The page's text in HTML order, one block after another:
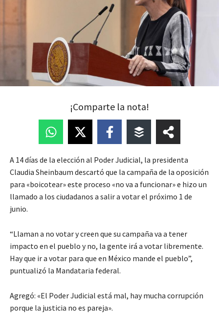
¡Comparte la nota!
A 14 días de la elección al Poder Judicial, la presidenta
Claudia Sheinbaum descartó que la campaña de la oposición
para «boicotear» este proceso «no va a funcionar» e hizo un
llamado a los ciudadanos a salir a votar el próximo 1 de
junio.
“Llaman a no votar y creen que su campaña va a tener
impacto en el pueblo y no, la gente irá a votar libremente.
Hay que ir a votar para que en México mande el pueblo”,
puntualizó la Mandataria federal.
Agregó: «El Poder Judicial está mal, hay mucha corrupción
porque la justicia no es pareja».